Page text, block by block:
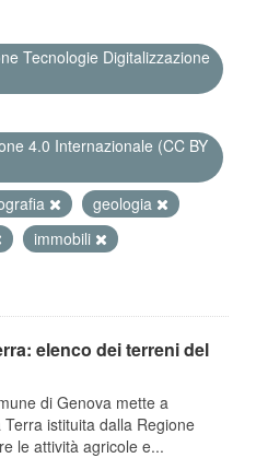
Tecnologie Digitalizzazione
4.0 Internazionale (CC BY
geologia
immobili
elenco dei terreni del
di Genova mette a
istituita dalla Regione
le attività agricole e...